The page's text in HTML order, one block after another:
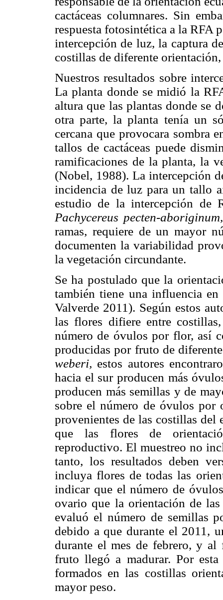
cactáceas columnares. Sin
respuesta fotosintética a la RFA
intercepción de luz, la captura
costillas de diferente
Nuestros resultados sobre
La planta donde se midió la
altura que las plantas donde se
otra parte, la planta tenía un
cercana que provocara sombra
tallos de cactáceas puede
ramificaciones de la planta, la
(Nobel, 1988). La intercepción
incidencia de luz para un tallo
estudio de la intercepción de
Pachycereus pecten-aboriginum,
ramas, requiere de un mayor
documenten la variabilidad
la vegetación circundante.
Se ha postulado que la
también tiene una influencia
Valverde 2011). Según estos
las flores difiere entre
número de óvulos por flor, así
producidas por fruto de
weberi, estos autores
hacia el sur producen más
producen más semillas y de
sobre el número de óvulos
provenientes de las costillas del
que las flores de
reproductivo. El muestreo no
tanto, los resultados deben
incluya flores de todas las
indicar que el número de
ovario que la orientación de
evaluó el número de semillas
debido a que durante el 2011,
durante el mes de febrero, y
fruto llegó a madurar. Por
formados en las costillas
mayor peso.